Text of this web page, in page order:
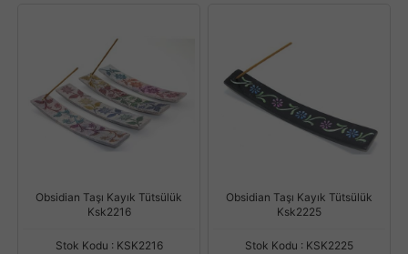
Obsidian Taşı Kayık Tütsülük
Ksk2216
Stok Kodu : KSK2216
Obsidian Taşı Kayık Tütsülük
Ksk2225
Stok Kodu : KSK2225